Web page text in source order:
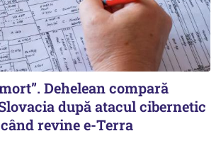
Dehelean compară
după atacul cibernetic
revine e-Terra